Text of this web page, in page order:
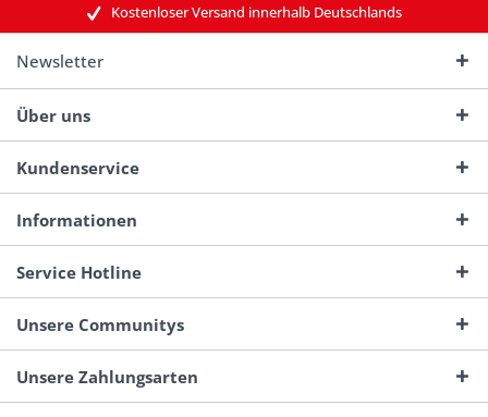
Kostenloser Versand innerhalb Deutschlands
Newsletter
Über uns
Kundenservice
Informationen
Service Hotline
Unsere Communitys
Unsere Zahlungsarten